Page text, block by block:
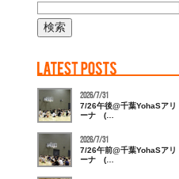
2026/7/31
7/26午後@千葉YohaSアリ
ーナ (…
2026/7/31
7/26午前@千葉YohaSアリ
ーナ (…